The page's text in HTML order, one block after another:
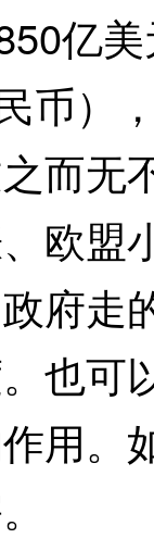
亿
币
而无
欧盟
府走
也可
用。